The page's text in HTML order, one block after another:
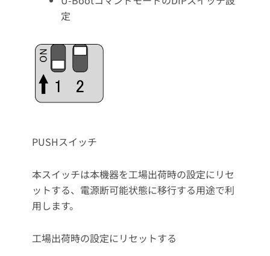
定
PUSHスイッチ
本スイッチは本機器を工場出荷時の設定にリセ
ットする、電源断可能状態に移行する用途で利
用します。
工場出荷時の設定にリセットする